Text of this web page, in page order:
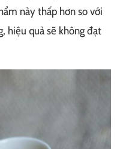
này thấp hơn so với
hiệu quả sẽ không đạt